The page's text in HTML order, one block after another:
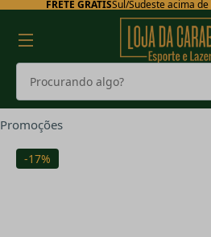
FRETE GRÁTISSul/Sudeste acima de
Promoções
-17%